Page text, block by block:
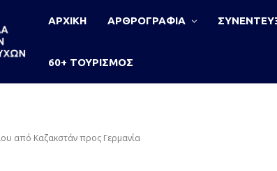
ΑΡΧΙΚΗ ΑΡΘΡΟΓΡΑΦΙΑ
60+ ΤΟΥΡΙΣΜΟΣ
από Καζακστάν προς Γερμανία